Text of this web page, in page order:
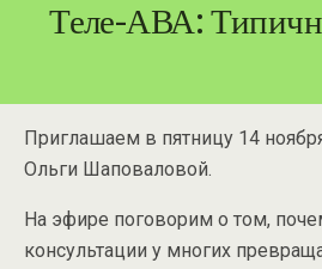
Теле-АВА:
Приглашаем в пятницу 14
Ольги Шаповаловой.
На эфире поговорим о том,
консультации у многих